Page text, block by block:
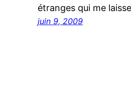
étranges qui me
juin 9, 2009